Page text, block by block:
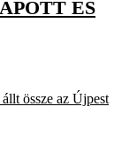
ÉS
össze az Újpest